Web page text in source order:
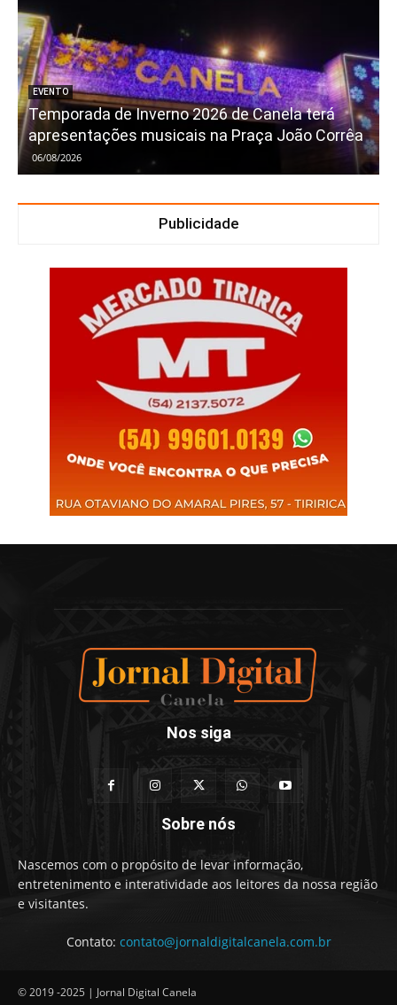
EVENTO
Temporada de Inverno 2026 de Canela terá
apresentações musicais na Praça João Corrêa
06/08/2026
Publicidade
Nos siga
Sobre nós
Nascemos com o propósito de levar informação,
entretenimento e interatividade aos leitores da nossa região
e visitantes.
Contato: contato@jornaldigitalcanela.com.br
© 2019 -2025 | Jornal Digital Canela